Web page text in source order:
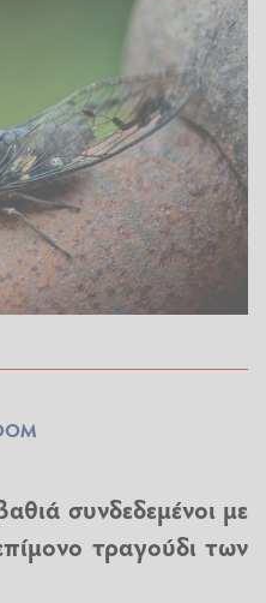
συνδεδεμένοι με
τραγούδι των